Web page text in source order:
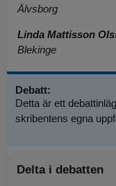
Älvsborg
Linda Mattisson
Blekinge
Debatt:
Detta är ett
skribentens egna
Delta i debatten